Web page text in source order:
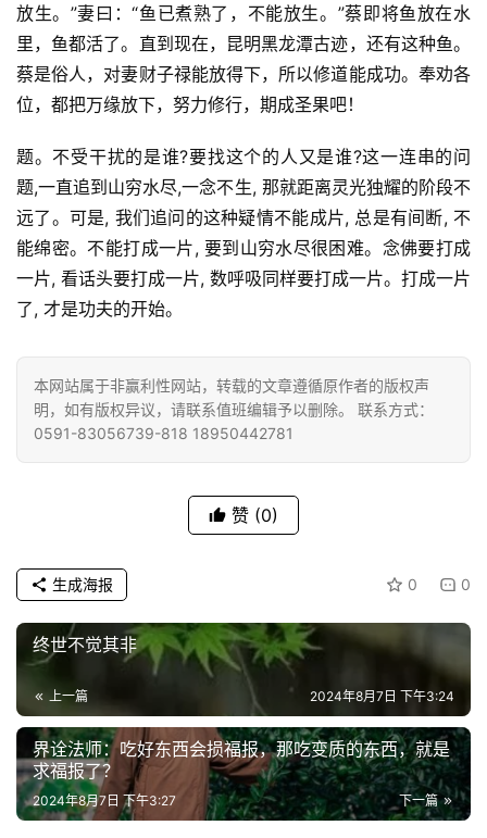
艺
术
政
法
规
免
责
声
明
放生。”妻曰：“鱼已煮熟了，不能放生。”蔡即将鱼放在水
里，鱼都活了。直到现在，昆明黑龙潭古迹，还有这种鱼。
蔡是俗人，对妻财子禄能放得下，所以修道能成功。奉劝各
位，都把万缘放下，努力修行，期成圣果吧！
题。不受干扰的是谁?要找这个的人又是谁?这一连串的问
题,一直追到山穷水尽,一念不生, 那就距离灵光独耀的阶段不
远了。可是, 我们追问的这种疑情不能成片, 总是有间断, 不
能绵密。不能打成一片, 要到山穷水尽很困难。念佛要打成
一片, 看话头要打成一片, 数呼吸同样要打成一片。打成一片
了, 才是功夫的开始。
本网站属于非赢利性网站，转载的文章遵循原作者的版权声
明，如有版权异议，请联系值班编辑予以删除。 联系方式：
0591-83056739-818 18950442781
赞 (0)
0 0
生成海报
终世不觉其非
上一篇 2024年8月7日 下午3:24
界诠法师：吃好东西会损福报，那吃变质的东西，就是
求福报了？
下一篇
2024年8月7日 下午3:27